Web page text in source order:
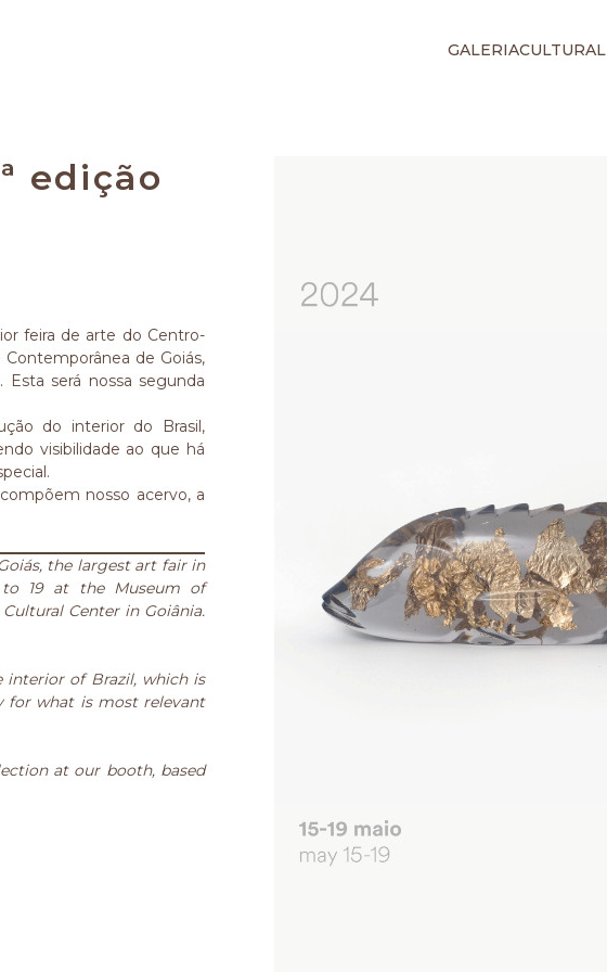
GALERIACULTURAL
edição
feira de arte do Centro-
de Goiás,
Esta será nossa segunda
do interior do Brasil,
visibilidade ao que há
nosso acervo, a
the largest art fair in
to 19 at the Museum of
Center in Goiânia.
of Brazil, which is
for what is most relevant
at our booth, based